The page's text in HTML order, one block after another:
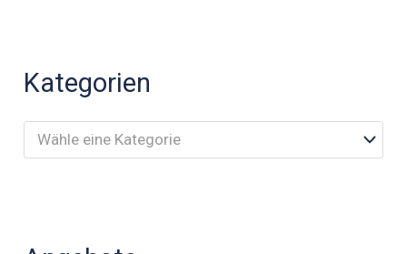
Kategorien
Wähle eine Kategorie